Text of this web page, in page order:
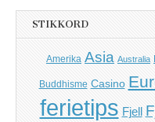
STIKKORD
Amerika Asia Australia
Buddhisme Casino
ferietips Fjell